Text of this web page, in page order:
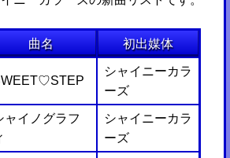
曲名 初出媒体
シャイニーカラ
ーズ
ャイノグラフ
シャイニーカラ
ーズ